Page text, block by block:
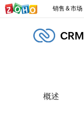
销售 & 市场
CRM
概述